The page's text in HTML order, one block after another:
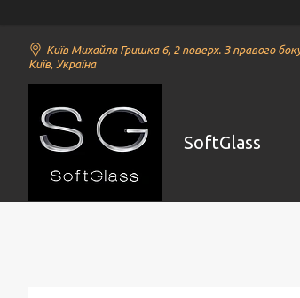
Київ Михайла Гришка 6, 2 поверх. З правого
Київ, Україна
SoftGlass